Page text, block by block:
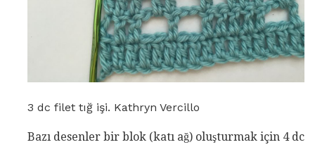
3 dc filet tığ işi. Kathryn Vercillo
Bazı desenler bir blok (katı ağ) oluşturmak için 4 dc